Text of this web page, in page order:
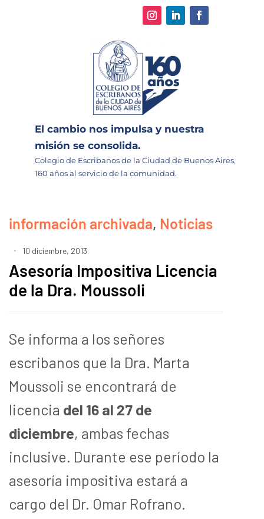
El cambio nos impulsa y nuestra
misión se consolida.
Colegio de Escribanos de la Ciudad de Buenos Aires,
160 años al servicio de la comunidad.
información archivada, Noticias
10 diciembre, 2013
Asesoría Impositiva Licencia
de la Dra. Moussoli
Se informa a los señores
escribanos que la Dra. Marta
Moussoli se encontrará de
licencia del 16 al 27 de
diciembre, ambas fechas
inclusive. Durante ese período la
asesoría impositiva estará a
cargo del Dr. Omar Rofrano.